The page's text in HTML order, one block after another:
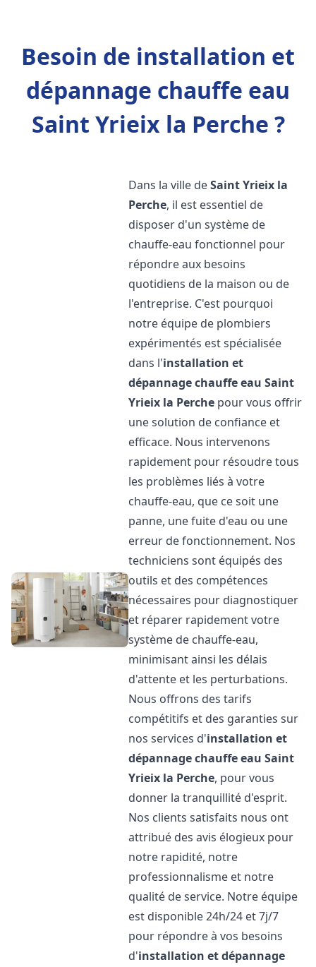
Besoin de installation et
dépannage chauffe eau
Saint Yrieix la Perche ?
Dans la ville deSaint Yrieix la
Perche, il est essentiel de
disposer d'un système de
chauffe-eau fonctionnel pour
répondre aux besoins
quotidiens de la maison ou de
l'entreprise. C'est pourquoi
notre équipe de plombiers
expérimentés est spécialisée
dans l'installation et
dépannage chauffe eau Saint
Yrieix la Perche pour vous offrir
une solution de confiance et
efficace. Nous intervenons
rapidement pour résoudre tous
les problèmes liés à votre
chauffe-eau, que ce soit une
panne, une fuite d'eau ou une
erreur de fonctionnement. Nos
techniciens sont équipés des
outils et des compétences
nécessaires pour diagnostiquer
et réparer rapidement votre
système de chauffe-eau,
minimisant ainsi les délais
d'attente et les perturbations.
Nous offrons des tarifs
compétitifs et des garanties sur
nos services d'installation et
dépannage chauffe eau Saint
Yrieix la Perche, pour vous
donner la tranquillité d'esprit.
Nos clients satisfaits nous ont
attribué des avis élogieux pour
notre rapidité, notre
professionnalisme et notre
qualité de service. Notre équipe
est disponible 24h/24 et 7j/7
pour répondre à vos besoins
d'installation et dépannage